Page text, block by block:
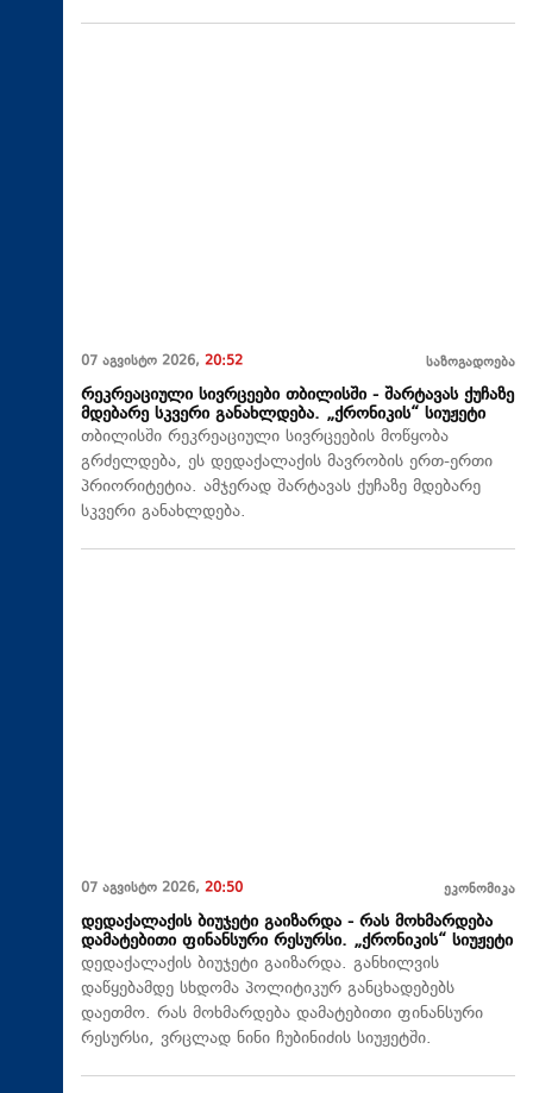
07 აგვისტო 2026, 20:52 საზოგადოება
რეკრეაციული სივრცეები თბილისში - შარტავას ქუჩაზე
მდებარე სკვერი განახლდება. „ქრონიკის“ სიუჟეტი
თბილისში რეკრეაციული სივრცეების მოწყობა
გრძელდება, ეს დედაქალაქის მავრობის ერთ-ერთი
პრიორიტეტია. ამჯერად შარტავას ქუჩაზე მდებარე
სკვერი განახლდება.
07 აგვისტო 2026, 20:50 ეკონომიკა
დედაქალაქის ბიუჯეტი გაიზარდა - რას მოხმარდება
დამატებითი ფინანსური რესურსი. „ქრონიკის“ სიუჟეტი
დედაქალაქის ბიუჯეტი გაიზარდა. განხილვის
დაწყებამდე სხდომა პოლიტიკურ განცხადებებს
დაეთმო. რას მოხმარდება დამატებითი ფინანსური
რესურსი, ვრცლად ნინი ჩუბინიძის სიუჟეტში.